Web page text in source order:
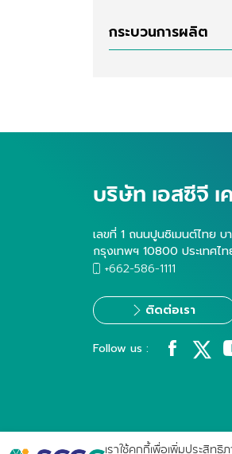
กระบวนการผลิต
บริษัท เอสซีจี
เลขที่ 1 ถนนปูนซิเมนต์ไทย บ
กรุงเทพฯ 10800 ประเทศไ
+662-586-1111
ติดต่อเรา
Follow us :
เราใช้คุกกี้เพื่อเพิ่มประสิท